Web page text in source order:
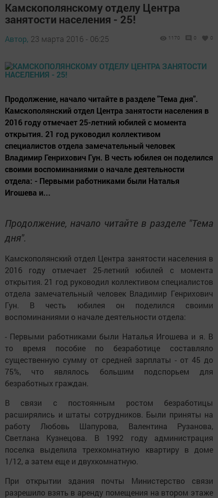
Камскополянскому отделу Центра
занятости населения - 25!
Автор, 23 марта 2016 - 06:25 1170 0 0
Продолжение, начало читайте в разделе "Тема дня".
Камскополянский отдел Центра занятости населения в
2016 году отмечает 25-летний юбилей с момента
открытия. 21 год руководил коллективом
специалистов отдела замечательный человек
Владимир Генрихович Гун. В честь юбилея он поделился
своими воспоминаниями о начале деятельности
отдела: - Первыми работниками были Наталья
Игошева и...
Продолжение, начало читайте в разделе "Тема
дня".
Камскополянский отдел Центра занятости населения в
2016 году отмечает 25-летний юбилей с момента
открытия. 21 год руководил коллективом специалистов
отдела замечательный человек Владимир Генрихович
Гун. В честь юбилея он поделился своими
воспоминаниями о начале деятельности отдела:
- Первыми работниками были Наталья Игошева и я. В
то время пособие по безработице составляло
существенную сумму от средней зарплаты - от 45 до
75%, что являлось большим подспорьем для
безработных граждан.
В связи с постоянным ростом безработицы
расширялись и штаты сотрудников. Были приняты на
работу Любовь Шапурова, Валентина Рузанова,
Светлана Кузнецова. В 1992 году администрация
поселка выделила трехкомнатную квартиру в доме
1/12, а затем еще и двухкомнатную.
При открытии здания почты Министерство связи
разрешило взять в аренду помещения на втором этаже